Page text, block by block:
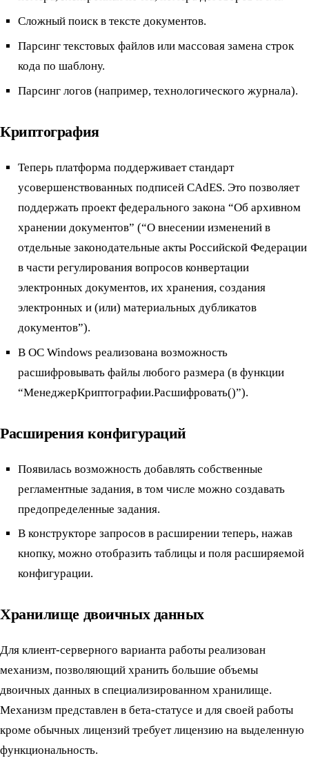
Сложный поиск в тексте документов.
Парсинг текстовых файлов или массовая замена строк
кода по шаблону.
Парсинг логов (например, технологического журнала).
Криптография
Теперь платформа поддерживает стандарт
усовершенствованных подписей CAdES. Это позволяет
поддержать проект федерального закона “Об архивном
хранении документов” (“О внесении изменений в
отдельные законодательные акты Российской Федерации
в части регулирования вопросов конвертации
электронных документов, их хранения, создания
электронных и (или) материальных дубликатов
документов”).
B ОС Windows реализована возможность
расшифровывать файлы любого размера (в функции
“МенеджерКриптографии.Расшифровать()”).
Расширения конфигураций
Появилась возможность добавлять собственные
регламентные задания, в том числе можно создавать
предопределенные задания.
В конструкторе запросов в расширении теперь, нажав
кнопку, можно отобразить таблицы и поля расширяемой
конфигурации.
Хранилище двоичных данных
Для клиент-серверного варианта работы реализован
механизм, позволяющий хранить большие объемы
двоичных данных в специализированном хранилище.
Механизм представлен в бета-статусе и для своей работы
кроме обычных лицензий требует лицензию на выделенную
функциональность.